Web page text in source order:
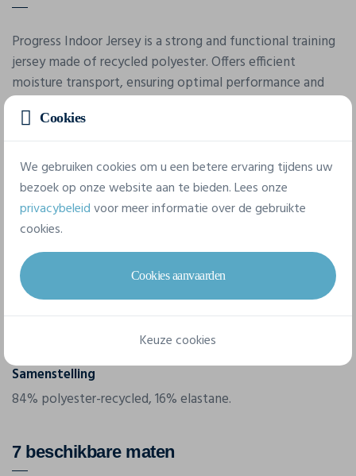
Progress Indoor Jersey is a strong and functional training
jersey made of recycled polyester. Offers efficient
moisture transport, ensuring optimal performance and
comfort during high-energy workouts. • Recycled
polyester • Elastic fabric • Reduced number of seams for
optimal durability and comfort • Round neck
Eigenschappen
Merk
Craft
Referentie
Samenstelling
84% polyester-recycled, 16% elastane.
7 beschikbare maten
Cookies
We gebruiken cookies om u een betere ervaring tijdens uw
bezoek op onze website aan te bieden. Lees onze
privacybeleidvoor meer informatie over de gebruikte
cookies.
Cookies aanvaarden
Keuze cookies